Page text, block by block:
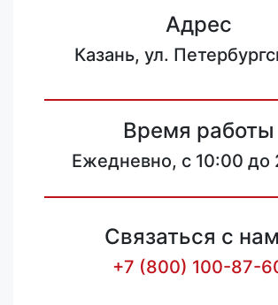
Адрес
Казань, ул.
Время работы
Ежедневно, с 10:00 до
Связаться с
+7 (800) 100-87-